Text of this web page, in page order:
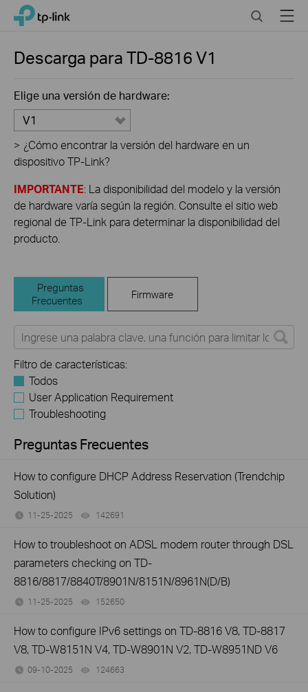
Click
navigation
TP-Link, Reliably Smart SearchMenu
Descarga paraTD-8816V1
Elige una versión de hardware:
V1
> ¿Cómo encontrar la versión del hardware en un
dispositivo TP-Link?
IMPORTANTE: La disponibilidad del modelo y la versión
de hardware varía según la región. Consulte el sitio web
regional de TP-Link para determinar la disponibilidad del
producto.
Preguntas
Frecuentes
Firmware
Filtro de características:
Todos
User Application Requirement
Troubleshooting
Preguntas Frecuentes
How to configure DHCP Address Reservation (Trendchip
Solution)
11-25-2025 142691
How to troubleshoot on ADSL modem router through DSL
parameters checking on TD-
8816/8817/8840T/8901N/8151N/8961N(D/B)
11-25-2025 152650
How to configure IPv6 settings on TD-8816 V8, TD-8817
V8, TD-W8151N V4, TD-W8901N V2, TD-W8951ND V6
09-10-2025 124663